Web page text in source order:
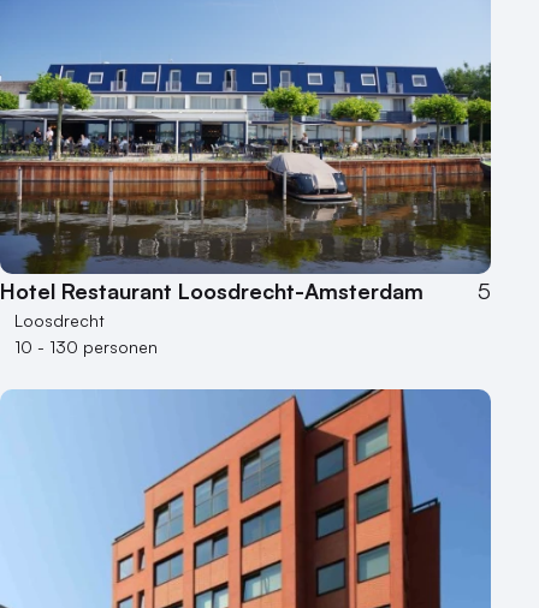
Hotel Restaurant Loosdrecht-Amsterdam 5
Loosdrecht
10 - 130 personen